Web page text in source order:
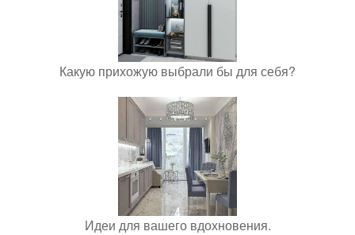
Какую прихожую выбрали бы для себя?
Идеи для вашего вдохновения.